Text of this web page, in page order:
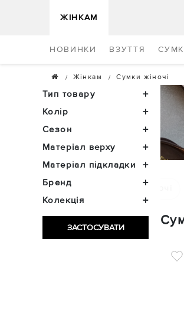
ЖІНКАМ
НОВИНКИ ВЗУТТЯ
Жінкам Сумки жіночі
Тип товару
Колір
Сезон
Матеріал верху
Матеріал підкладки
Бренд
Колекція
ЗАСТОСУВАТИ
Гаманці жіночі